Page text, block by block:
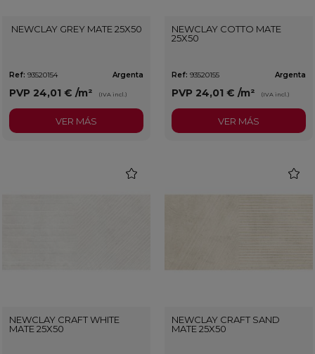
NEWCLAY GREY MATE 25X50
Ref: 93520154 Argenta
PVP 24,01 € /m² (IVA incl.)
VER MÁS
NEWCLAY COTTO MATE
25X50
Ref: 93520155 Argenta
PVP 24,01 € /m² (IVA incl.)
VER MÁS
NEWCLAY CRAFT WHITE
MATE 25X50
NEWCLAY CRAFT SAND
MATE 25X50